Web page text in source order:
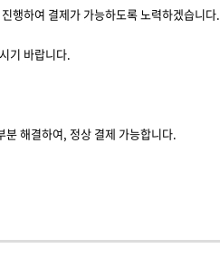
행하여 결제가 가능하도록 노력하겠습니다.
기 바랍니다.
분 해결하여, 정상 결제 가능합니다.